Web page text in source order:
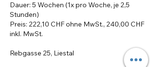
Dauer: 5 Wochen (1x pro Woche, je 2,5
Stunden)
Preis: 222,10 CHF ohne MwSt., 240,00 CHF
inkl. MwSt.
Rebgasse 25, Liestal